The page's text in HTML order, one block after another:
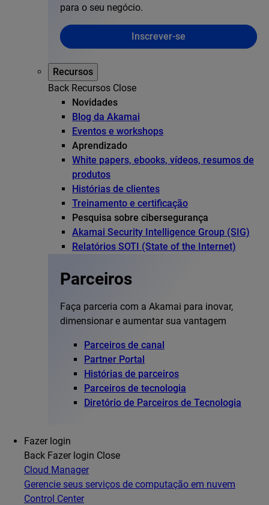
para o seu negócio.
Inscrever-se
Recursos
Back Recursos Close
Novidades
Blog da Akamai
Eventos e workshops
Aprendizado
White papers, ebooks, vídeos, resumos de
produtos
Histórias de clientes
Treinamento e certificação
Pesquisa sobre cibersegurança
Akamai Security Intelligence Group (SIG)
Relatórios SOTI (State of the Internet)
Parceiros
Faça parceria com a Akamai para inovar,
dimensionar e aumentar sua vantagem
Parceiros de canal
Partner Portal
Histórias de parceiros
Parceiros de tecnologia
Diretório de Parceiros de Tecnologia
Fazer login
Back Fazer login Close
Cloud Manager
Gerencie seus serviços de computação em nuvem
Control Center